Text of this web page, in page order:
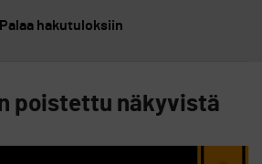
Palaa hakutuloksiin
poistettu näkyvistä